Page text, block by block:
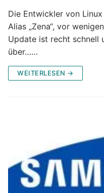
Die Entwickler von
Alias „Zena“, vor
Update ist recht schnell
über……
WEITERLESEN →